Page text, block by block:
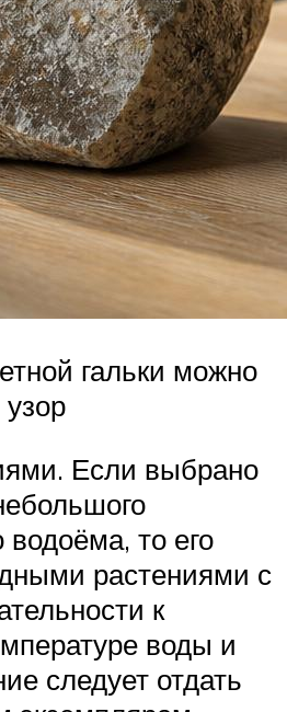
гальки можно
Если выбрано
водоёма, то его
растениями с
к
воды и
следует отдать